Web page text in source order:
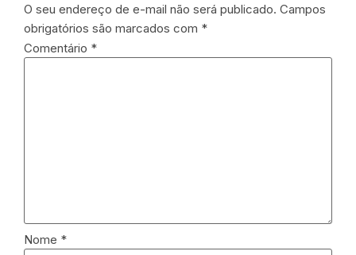
O seu endereço de e-mail não será publicado. Campos
obrigatórios são marcados com *
Comentário *
Nome *